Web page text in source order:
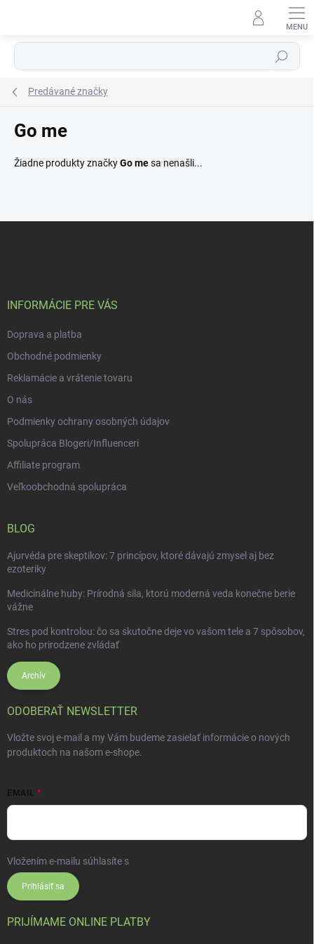
Hľadať
Predávané značky
Go me
Žiadne produkty značkyGo mesa nenašli...
INFORMÁCIE PRE VÁS
Doprava a platba
Obchodné podmienky
Reklamácie a vrátenie tovaru
O nás
Podmienky ochrany osobných údajov
Spolupráca Blogeri/Influenceri
Affiliate program
Veľkoobchodná spolupráca
BLOG
Ajurvéda pre skeptikov: 7 princípov, ktoré dávajú zmysel aj bez
ezoteriky
Medicinálne huby: Prírodná sila, ktorú moderná veda konečne berie
vážne
Stres pod kontrolou: čo sa skutočne deje vo vašom tele a 7 spôsobov,
ako ho prirodzene zvládať
Archív
ODOBERAŤ NEWSLETTER
Vložte svoj e-mail a my Vám budeme zasielať informácie o nových
produktoch na našom e-shope.
EMAIL
Vložením e-mailu súhlasíte s
Prihlásiť sa
PRIJÍMAME ONLINE PLATBY